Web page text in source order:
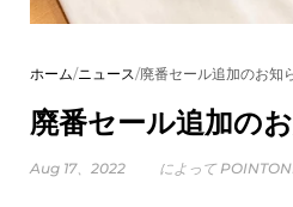
ホーム/ニュース/廃番セール追加のお知
廃番セール追加の
Aug 17、2022 によって